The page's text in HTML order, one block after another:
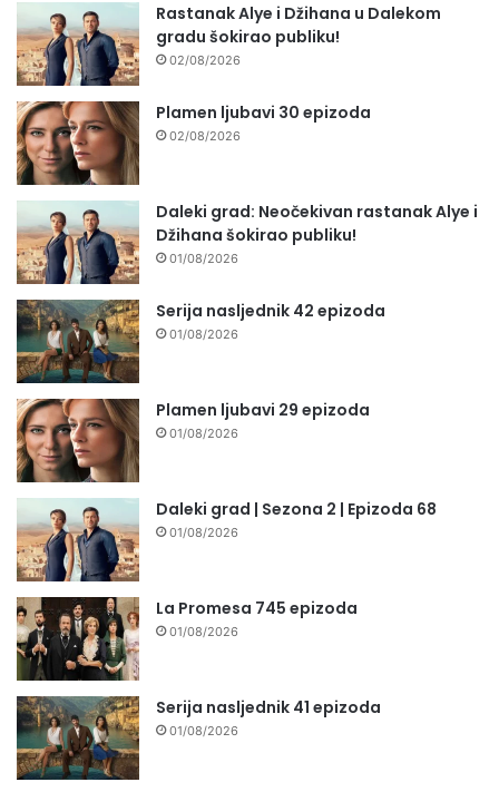
Rastanak Alye i Džihana u Dalekom
gradu šokirao publiku!
02/08/2026
Plamen ljubavi 30 epizoda
02/08/2026
Daleki grad: Neočekivan rastanak Alye i
Džihana šokirao publiku!
01/08/2026
Serija nasljednik 42 epizoda
01/08/2026
Plamen ljubavi 29 epizoda
01/08/2026
Daleki grad | Sezona 2 | Epizoda 68
01/08/2026
La Promesa 745 epizoda
01/08/2026
Serija nasljednik 41 epizoda
01/08/2026